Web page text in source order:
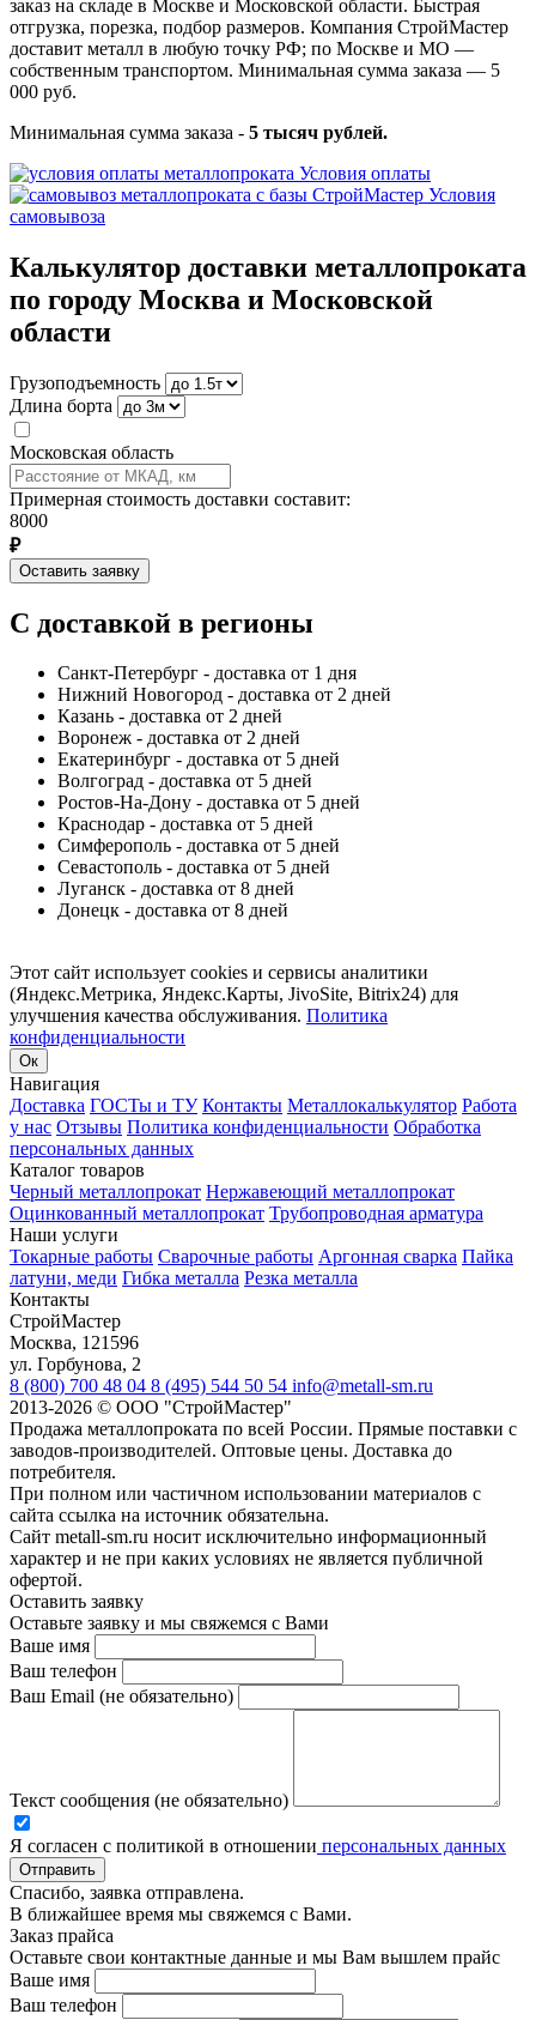
заказ на складе в Москве и Московской области. Быстрая
отгрузка, порезка, подбор размеров. Компания СтройМастер
доставит металл в любую точку РФ; по Москве и МО —
собственным транспортом. Минимальная сумма заказа — 5
000 руб.
Минимальная сумма заказа - 5 тысяч рублей.
Условия оплаты
Условия
самовывоза
Калькулятор доставки металлопроката
по городу Москва и Московской
области
Грузоподъемность
Длина борта
Московская область
Примерная стоимость доставки составит:
8000
₽
Оставить заявку
С доставкой в регионы
Санкт-Петербург - доставка от 1 дня
Нижний Новогород - доставка от 2 дней
Казань - доставка от 2 дней
Воронеж - доставка от 2 дней
Екатеринбург - доставка от 5 дней
Волгоград - доставка от 5 дней
Ростов-На-Дону - доставка от 5 дней
Краснодар - доставка от 5 дней
Симферополь - доставка от 5 дней
Севастополь - доставка от 5 дней
Луганск - доставка от 8 дней
Донецк - доставка от 8 дней
Этот сайт использует cookies и сервисы аналитики
(Яндекс.Метрика, Яндекс.Карты, JivoSite, Bitrix24) для
улучшения качества обслуживания. Политика
конфиденциальности
Ок
Навигация
Доставка ГОСТы и ТУ Контакты Металлокалькулятор Работа
у нас Отзывы Политика конфиденциальности Обработка
персональных данных
Каталог товаров
Черный металлопрокат Нержавеющий металлопрокат
Оцинкованный металлопрокат Трубопроводная арматура
Наши услуги
Токарные работы Сварочные работы Аргонная сварка Пайка
латуни, меди Гибка металла Резка металла
Контакты
СтройМастер
Москва, 121596
ул. Горбунова, 2
8 (800) 700 48 04 8 (495) 544 50 54 info@metall-sm.ru
2013-2026 © ООО "СтройМастер"
Продажа металлопроката по всей России. Прямые поставки с
заводов-производителей. Оптовые цены. Доставка до
потребителя.
При полном или частичном использовании материалов с
сайта ссылка на источник обязательна.
Сайт metall-sm.ru носит исключительно информационный
характер и не при каких условиях не является публичной
офертой.
Оставить заявку
Оставьте заявку и мы свяжемся с Вами
Ваше имя
Ваш телефон
Ваш Email (не обязательно)
Текст сообщения (не обязательно)
Я согласен с политикой в отношении персональных данных
Отправить
Спасибо, заявка отправлена.
В ближайшее время мы свяжемся с Вами.
Заказ прайса
Оставьте свои контактные данные и мы Вам вышлем прайс
Ваше имя
Ваш телефон